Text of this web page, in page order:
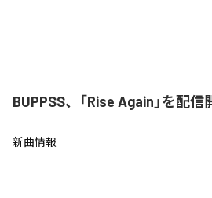
BUPPSS、「Rise Again」を配信
新曲情報